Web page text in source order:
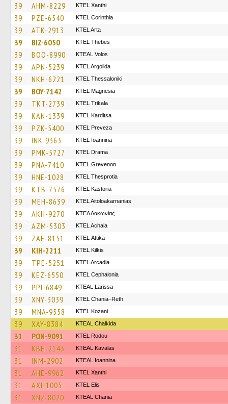
39 AHM-8229 KTEL Xanthi
39 PZE-6540 KTEL Corinthia
39 ATK-2913 KTEL Arta
39 BIZ-6050 KTEL Thebes
39 BOO-8990 KTEAL Volos
39 APN-5239 KTEL Argolida
39 NKH-6221 KTEL Thessaloniki
39 BOY-7142 ΚΤΕL Magnesia
39 TKT-2739 ΚΤΕL Τrikala
39 KAN-1339 ΚΤΕL Karditsa
39 PZK-5400 KTEL Preveza
39 INK-9363 KTEL Ioannina
39 PMK-5727 KTEL Drama
39 PNA-7410 ΚΤΕL Grevenon
39 HNE-1028 KTEL Thesprotia
39 KTB-7576 KTEL Kastoria
39 MEH-8639 KTEL Aitoloakarnanias
39 AKH-9270 ΚΤΕΛ Λακωνίας
39 AZM-5303 KTEL Achaia
39 ZAE-8151 KΤΕL Αttika
39 KIH-2211 KTEL Kilkis
39 TPE-5251 KTEL Arcadia
39 KEZ-6550 KTEL Cephalonia
39 PPI-6849 KTEAL Larissa
39 XNY-3039 KTEL Chania–Reth.
39 MNA-9558 ΚΤΕL Kozani
39 XAY-8384 KTEAL Chalkida
31 PON-9091 ΚΤΕL Rodou
31 KBH-2143 KTEAL Kavalas
31 INM-2902 KTEAL Ioannina
31 AHE-9962 KTEL Xanthi
31 AXI-1005 KTEL Elis
31 XNZ-8020 KTEAL Chania